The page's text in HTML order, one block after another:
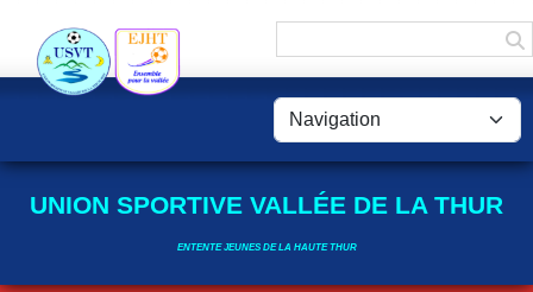
UNION SPORTIVE VALLÉE DE LA THUR
ENTENTE JEUNES DE LA HAUTE THUR